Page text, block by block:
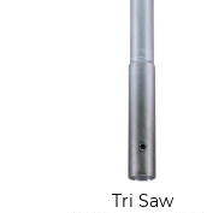
Tri Saw